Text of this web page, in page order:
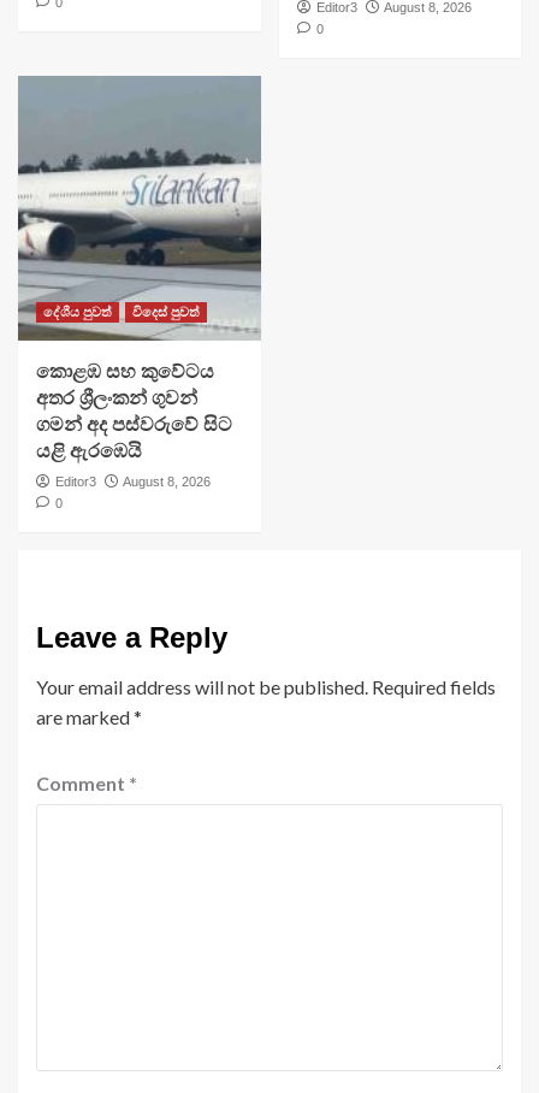
Editor3
August 8, 2026
0
දේශීය පුවත් විදෙස් පුවත්
​කොළඹ සහ කුවේටය
අතර ශ්‍රීලංකන් ගුවන්
ගමන් අද පස්වරුවේ සිට
යළි ඇරඹෙයි
Editor3
August 8, 2026
0
Leave a Reply
Your email address will not be published. Required fields
are marked*
Comment *